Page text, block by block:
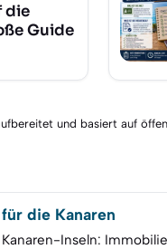
die
Guide
und basiert auf
die Kanaren
Inseln: